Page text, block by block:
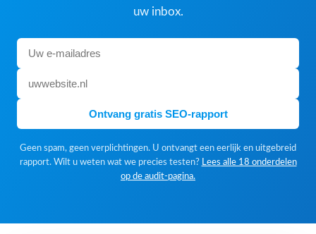
uw inbox.
Ontvang gratis SEO-rapport
Geen spam, geen verplichtingen. U ontvangt een eerlijk en uitgebreid
rapport. Wilt u weten wat we precies testen? Lees alle 18 onderdelen
op de audit-pagina.